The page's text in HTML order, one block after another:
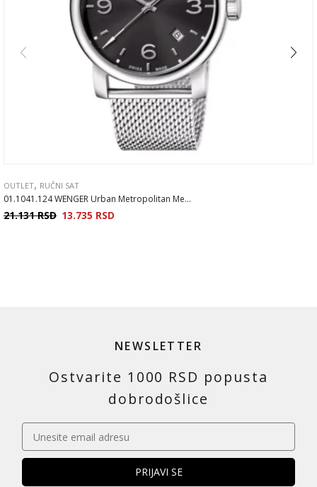
OUTLET, RUČNI SAT
01.1041.124 WENGER Urban Metropolitan Me...
21.131RSD 13.735 RSD
NEWSLETTER
Ostvarite 1000 RSD popusta
dobrodošlice